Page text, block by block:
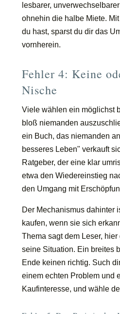
lesbarer,
ohnehin die halbe Miete.
du hast, sparst du dir das
vornherein.
Fehler 4: Keine
Nische
Viele wählen ein möglichst
bloß niemanden
ein Buch, das niemanden
besseres Leben" verkauft
Ratgeber, der eine klar
etwa den Wiedereinstieg
den Umgang mit
Der Mechanismus dahinter
kaufen, wenn sie sich
Thema sagt dem Leser,
seine Situation. Ein breites
Ende keinen richtig. Such
einem echten Problem und
Kaufinteresse, und wähle